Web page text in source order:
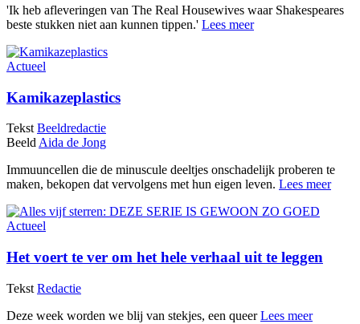
'Ik heb afleveringen van The Real Housewives waar Shakespeares
beste stukken niet aan kunnen tippen.' Lees meer
Actueel
Kamikazeplastics
Tekst Beeldredactie
BeeldAida de Jong
Immuuncellen die de minuscule deeltjes onschadelijk proberen te
maken, bekopen dat vervolgens met hun eigen leven. Lees meer
Actueel
Het voert te ver om het hele verhaal uit te leggen
Tekst Redactie
Deze week worden we blij van stekjes, een queerLees meer